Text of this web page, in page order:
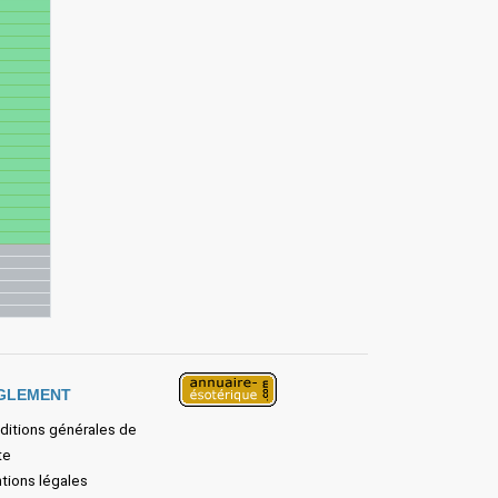
générales de
légales